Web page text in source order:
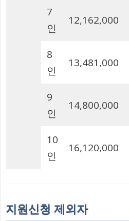
7
인
12,162,000
8
인
13,481,000
9
인
14,800,000
10
인
16,120,000
지원신청 제외자